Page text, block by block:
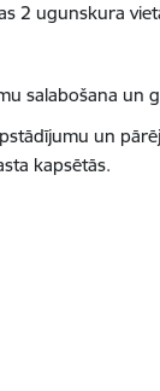
2 ugunskura
salabošana un
un
kapsētās.